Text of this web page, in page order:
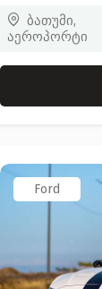
ბათუმი,
აეროპორტი
Ford